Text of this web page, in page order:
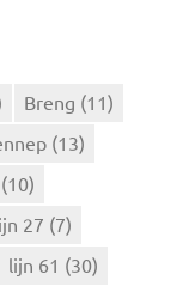
Breng (11)
(13)
(10)
27 (7)
lijn 61 (30)